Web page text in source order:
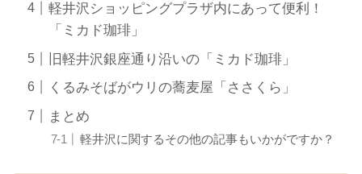
軽井沢ショッピングプラザ内にあって便利！
「ミカド珈琲」
旧軽井沢銀座通り沿いの「ミカド珈琲」
くるみそばがウリの蕎麦屋「ささくら」
まとめ
軽井沢に関するその他の記事もいかがですか？